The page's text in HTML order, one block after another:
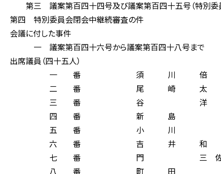
第三 議案第百四十四号及び議案第百四十五号（特別委員
第四 特別委員会閉会中継続審査の件
会議に付した事件
一 議案第百四十六号から議案第百四十八号まで
出席議員（四十五人）
一 番 須 川 倍
二 番 尾 崎 太
三 番 谷 洋
四 番 新 島
五 番 小 川
六 番 吉 井 和
七 番 門 三 佐
八 番 町 田